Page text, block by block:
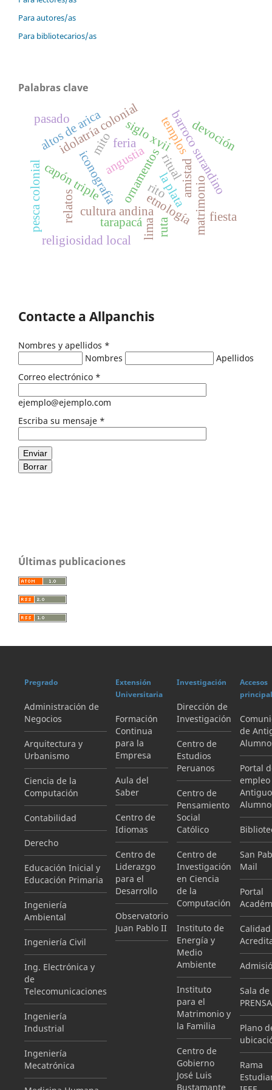
Para autores/as
Para bibliotecarios/as
Palabras clave
etnología
amistad
mito
cultura andina
angustia
ruta
templos
iconografíaornamentosbarroco surandino
idolatría colonial
capón triple
lima
la plata
siglo xvii
pesca colonial
tarapacá
religiosidad local
matrimonio
altos de arica devoción
relatos
pasado
fiesta
feria
ritual
rito
Contacte a Allpanchis
Nombres y apellidos *
Nombres
Apellidos
Correo electrónico *
ejemplo@ejemplo.com
Escriba su mensaje *
Enviar
Borrar
Últimas publicaciones
Pregrado
Administración de
Negocios
Arquitectura y
Urbanismo
Ciencia de la
Computación
Contabilidad
Derecho
Educación Inicial y
Educación Primaria
Ingeniería
Ambiental
Ingeniería Civil
Ing. Electrónica y
de
Telecomunicaciones
Ingeniería
Industrial
Ingeniería
Mecatrónica
Extensión
Universitaria
Formación
Continua
para la
Empresa
Aula del
Saber
Centro de
Idiomas
Centro de
Liderazgo
para el
Desarrollo
Observatorio
Juan Pablo II
Investigación
Dirección de
Investigación
Centro de
Estudios
Peruanos
Centro de
Pensamiento
Social
Católico
Centro de
Investigación
en Ciencia
de la
Computación
Instituto de
Energía y
Medio
Ambiente
Instituto
para el
Matrimonio y
la Familia
Centro de
Gobierno
José Luis
Bustamante
Accesos
de
Portal
empleo
San
Mail
Portal
Sala de
PRENSA
Plano
Rama